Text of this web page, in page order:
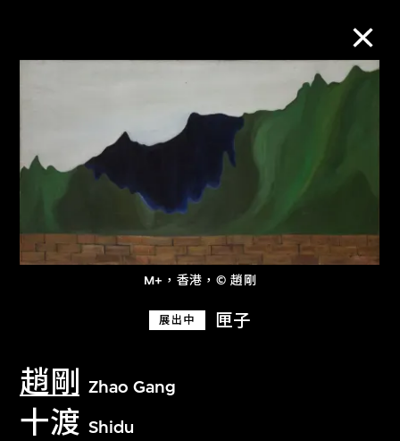
M+，香港，© 趙剛
展出中 匣子
趙剛 Zhao Gang
十渡 Shidu
M+藏品
進一步篩選
關於M+藏品
探索世界頂級的二十及二十一世紀視覺
文化藏品。